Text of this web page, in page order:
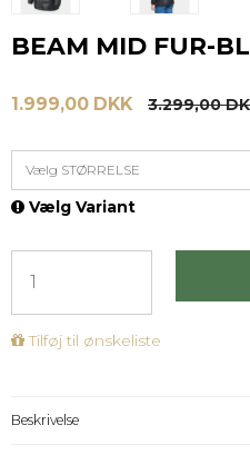
BEAM MID FUR-
1.999,00 DKK 3.299,00
Vælg STØRRELSE
Vælg Variant
Tilføj til ønskeliste
Beskrivelse